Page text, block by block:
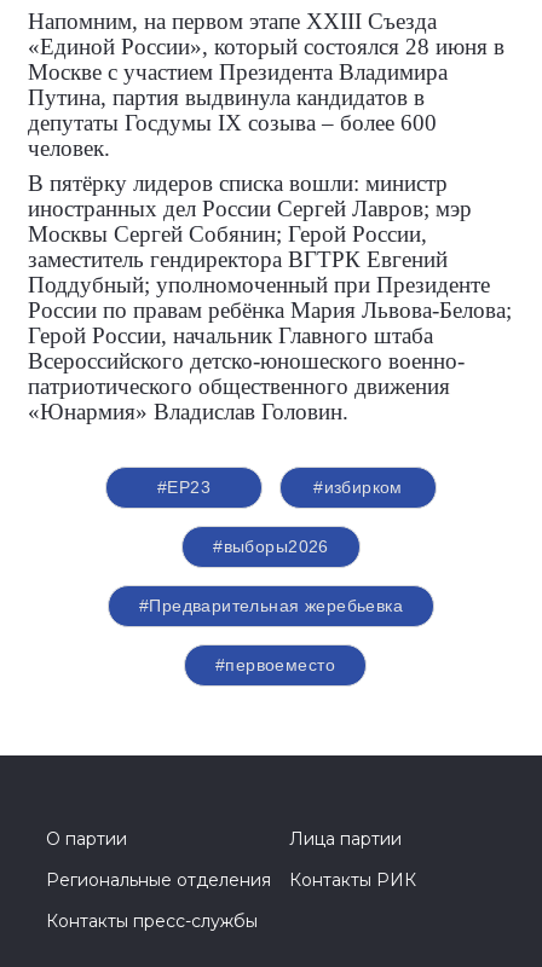
Напомним, на первом этапе XXIII Съезда
«Единой России», который состоялся 28 июня в
Москве с участием Президента Владимира
Путина, партия выдвинула кандидатов в
депутаты Госдумы IX созыва – более 600
человек.
В пятёрку лидеров списка вошли: министр
иностранных дел России Сергей Лавров; мэр
Москвы Сергей Собянин; Герой России,
заместитель гендиректора ВГТРК Евгений
Поддубный; уполномоченный при Президенте
России по правам ребёнка Мария Львова-Белова;
Герой России, начальник Главного штаба
Всероссийского детско-юношеского военно-
патриотического общественного движения
«Юнармия» Владислав Головин.
#ЕР23 #избирком
#выборы2026
#Предварительная жеребьевка
#первоеместо
О партии
Лица партии
Региональные отделения
Контакты РИК
Контакты пресс-службы